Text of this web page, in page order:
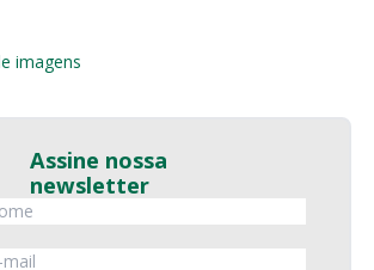
imagens
Assine nossa
newsletter